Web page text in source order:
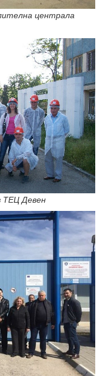
централа
ТЕЦ Девен